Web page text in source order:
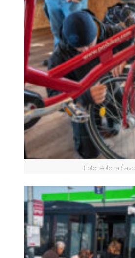
Foto: Polona Šavc